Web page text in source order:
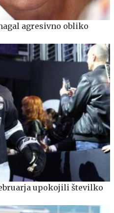
agresivno obliko
upokojili številko